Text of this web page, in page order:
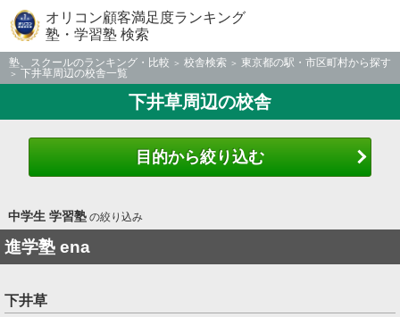
オリコン顧客満足度ランキング
塾・学習塾 検索
塾、スクールのランキング・比較 校舎検索
東京都の駅・市区町村から探す
下井草周辺の校舎一覧
下井草周辺の校舎
目的から絞り込む
中学生 学習塾の絞り込み
進学塾 ena
下井草